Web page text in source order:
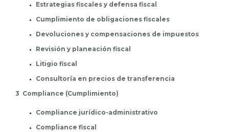
Estrategias fiscales y defensa fiscal
Cumplimiento de obligaciones fiscales
Devoluciones y compensaciones de impuestos
Revisión y planeación fiscal
Litigio fiscal
Consultoría en precios de transferencia
3 Compliance (Cumplimiento)
Compliance jurídico-administrativo
Compliance fiscal